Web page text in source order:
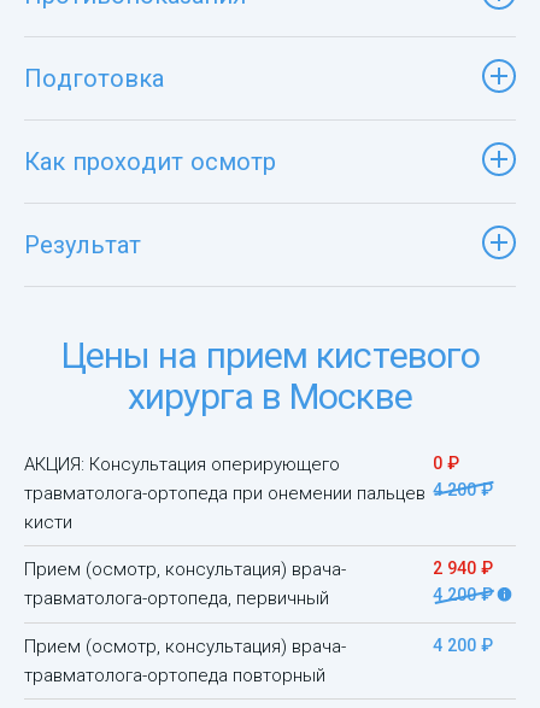
Подготовка
Как проходит осмотр
Результат
Цены на прием кистевого
хирурга в Москве
АКЦИЯ: Консультация оперирующего
травматолога-ортопеда при онемении пальцев
кисти
0 ₽
4 200 ₽
Прием (осмотр, консультация) врача-
травматолога-ортопеда, первичный
2 940 ₽
4 200 ₽
Прием (осмотр, консультация) врача-
травматолога-ортопеда повторный
4 200 ₽